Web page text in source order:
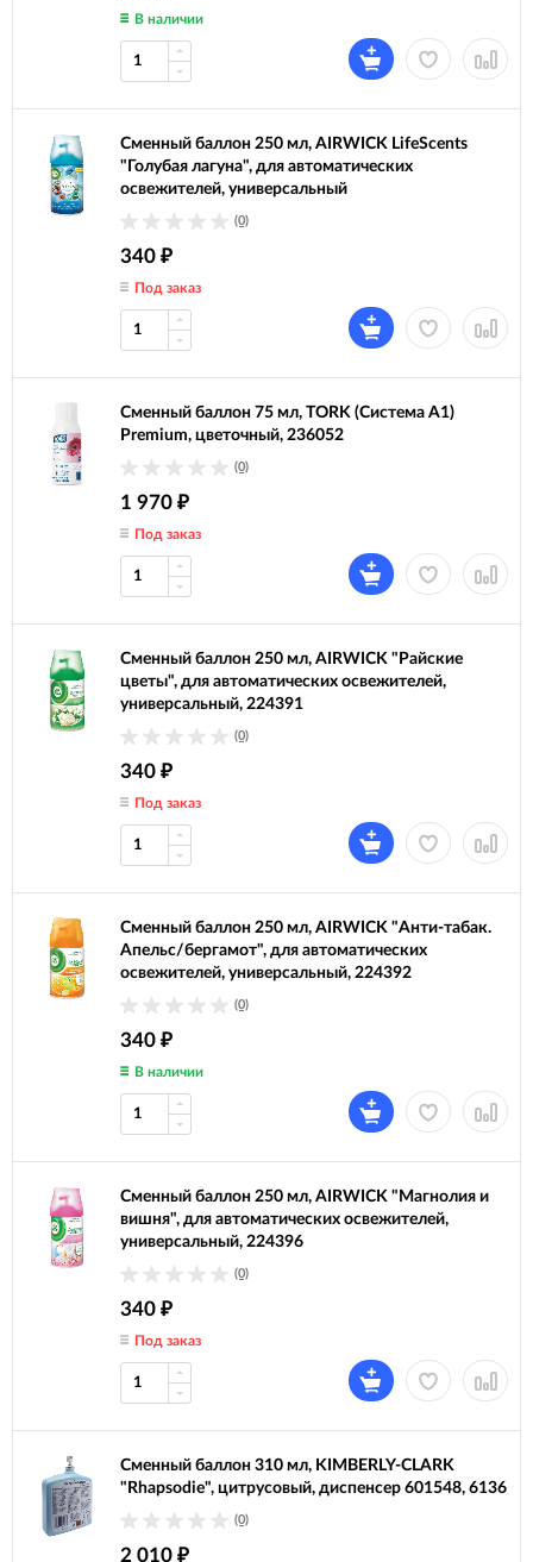
В наличии
Сменный баллон 250 мл, AIRWICK LifeScents
"Голубая лагуна", для автоматических
освежителей, универсальный
(0)
340 ₽
Под заказ
Сменный баллон 75 мл, TORK (Система А1)
Premium, цветочный, 236052
(0)
1 970 ₽
Под заказ
Сменный баллон 250 мл, AIRWICK "Райские
цветы", для автоматических освежителей,
универсальный, 224391
(0)
340 ₽
Под заказ
Сменный баллон 250 мл, AIRWICK "Анти-табак.
Апельс/бергамот", для автоматических
освежителей, универсальный, 224392
(0)
340 ₽
В наличии
Сменный баллон 250 мл, AIRWICK "Магнолия и
вишня", для автоматических освежителей,
универсальный, 224396
(0)
340 ₽
Под заказ
Сменный баллон 310 мл, KIMBERLY-CLARK
"Rhapsodie", цитрусовый, диспенсер 601548, 6136
(0)
2 010 ₽